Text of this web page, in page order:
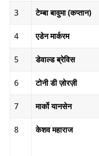
3 टेम्बा बावुमा (कप्तान)
4 एडेन मार्करम
5 डेवाल्ड ब्रेविस
6 टोनी डी ज़ोरज़ी
7 मार्को यानसेन
8 केशव महाराज